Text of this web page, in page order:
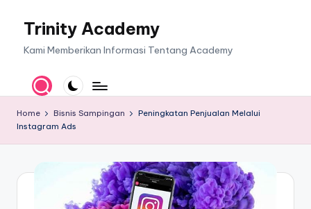
Trinity Academy
Kami Memberikan Informasi Tentang Academy
Home Bisnis Sampingan
Peningkatan Penjualan Melalui
Instagram Ads